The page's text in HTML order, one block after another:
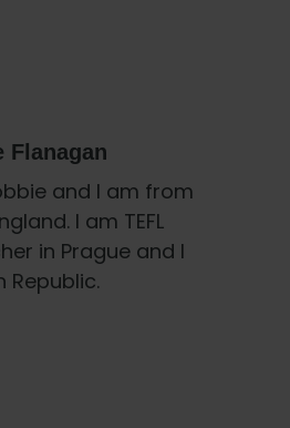
Flanagan
and I am from
I am TEFL
in Prague and I
Republic.